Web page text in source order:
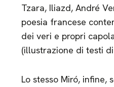
Tzara, Iliazd, André
poesia francese
dei veri e propri
(illustrazione di testi
Lo stesso Miró,